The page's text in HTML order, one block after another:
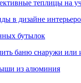
теплицы на
в дизайне
бутылок
баню снаружи или
из алюминия